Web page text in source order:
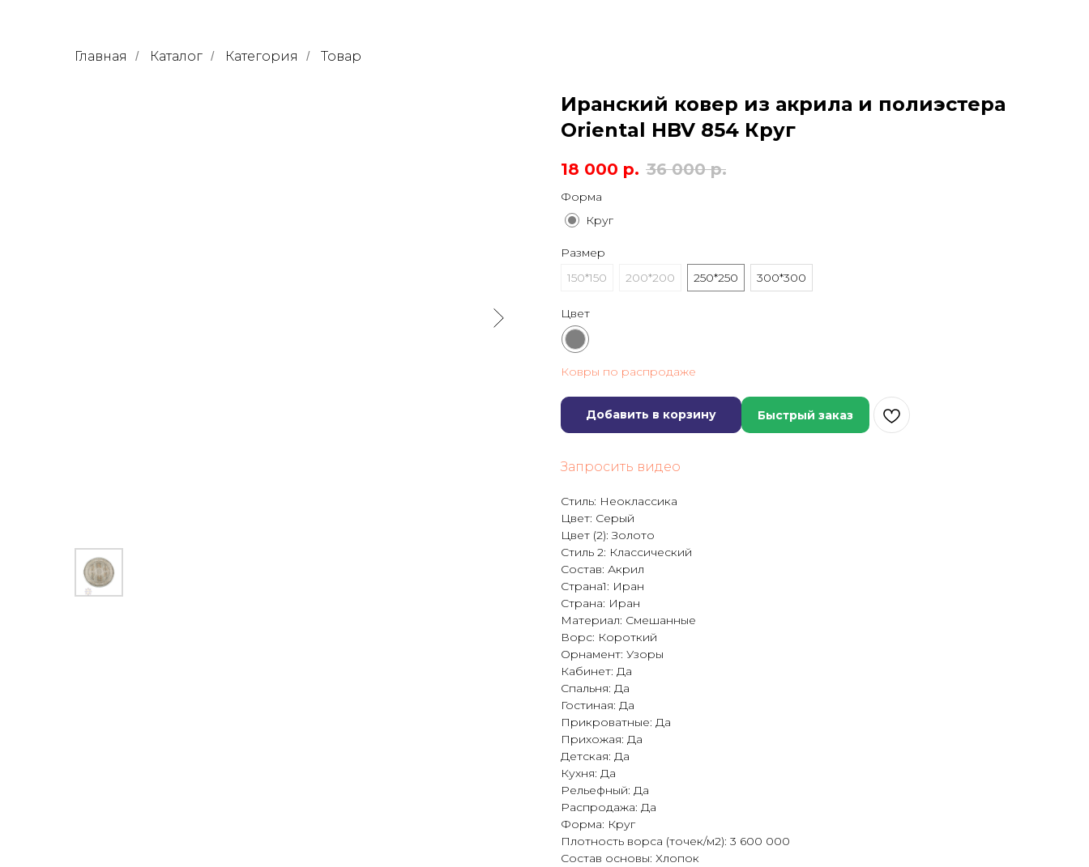
Главная / Каталог / Категория / Товар
Иранский ковер из акрила и полиэстера
Oriental HBV 854 Круг
18 000 р. 36 000 р.
Форма
Круг
Размер
150*150
200*200 250*250 300*300
Цвет
Ковры по распродаже
Добавить в корзину Быстрый заказ
Запросить видео
Стиль: Неоклассика
Цвет: Серый
Цвет (2): Золото
Стиль 2: Классический
Состав: Акрил
Страна1: Иран
Страна: Иран
Материал: Смешанные
Ворс: Короткий
Орнамент: Узоры
Кабинет: Да
Спальня: Да
Гостиная: Да
Прикроватные: Да
Прихожая: Да
Детская: Да
Кухня: Да
Рельефный: Да
Распродажа: Да
Форма: Круг
Плотность ворса (точек/м2): 3 600 000
Состав основы: Хлопок